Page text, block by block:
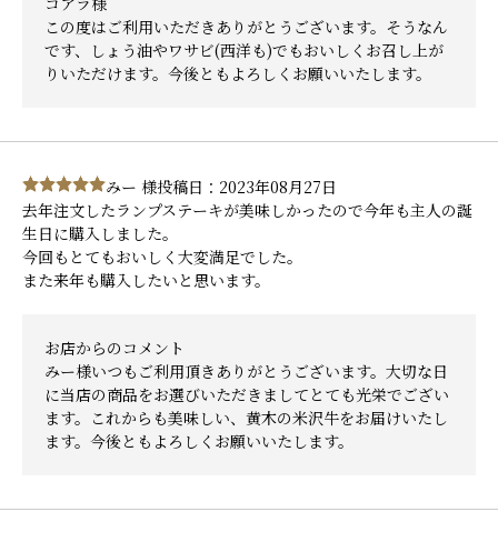
この度はご利用いただきありがとうございます。そうなん
です、しょう油やワサビ(西洋も)でもおいしくお召し上が
りいただけます。今後ともよろしくお願いいたします。
みー 様投稿日：2023年08月27日
去年注文したランプステーキが美味しかったので今年も主人の誕
生日に購入しました。
今回もとてもおいしく大変満足でした。
また来年も購入したいと思います。
お店からのコメント
みー様いつもご利用頂きありがとうございます。大切な日
に当店の商品をお選びいただきましてとても光栄でござい
ます。これからも美味しい、黄木の米沢牛をお届けいたし
ます。今後ともよろしくお願いいたします。